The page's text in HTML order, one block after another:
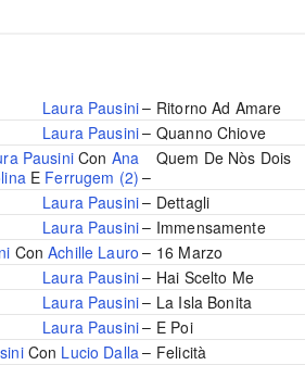
Laura Pausini– Ritorno Ad Amare
Laura Pausini– Quanno Chiove
PausiniCon Ana
E Ferrugem (2) –
Quem De Nòs Dois
Laura Pausini– Dettagli
Laura Pausini– Immensamente
ConAchille Lauro – 16 Marzo
Laura Pausini– Hai Scelto Me
Laura Pausini– La Isla Bonita
Laura Pausini– E Poi
Con Lucio Dalla– Felicità